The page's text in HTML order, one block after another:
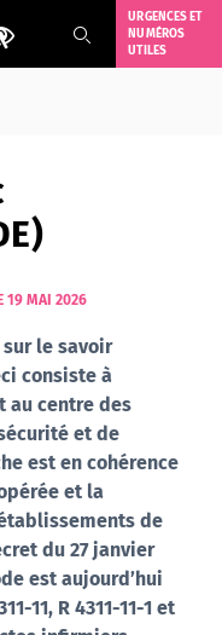
d'accessibilité
URGENCES ET
NUMÉROS
UTILES
19 MAI 2026
le savoir
consiste à
au centre des
et de
est en cohérence
et la
de
du 27 janvier
est aujourd’hui
11, R 4311-11-1 et